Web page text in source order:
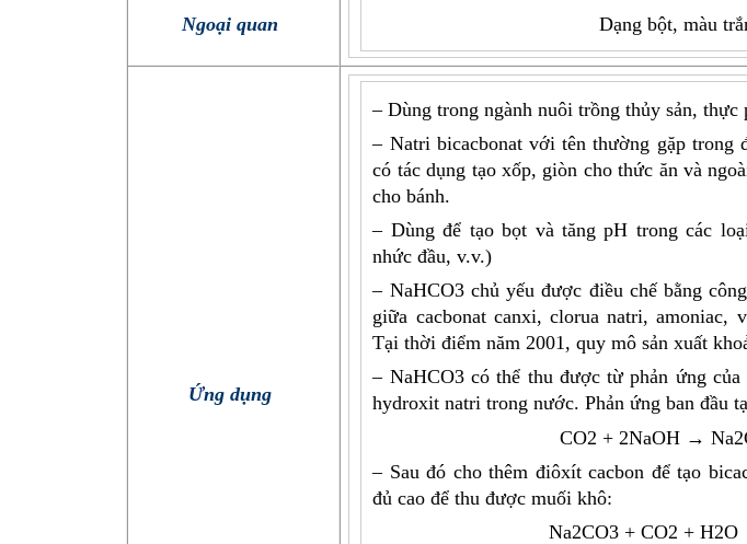
Ngoại quan Dạng bột, màu
Ứng dụng
– Dùng trong ngành nuôi trồng thủy sản,
– Natri bicacbonat với tên thường gặp trong
có tác dụng tạo xốp, giòn cho thức ăn và
cho bánh.
– Dùng để tạo bọt và tăng pH trong các
nhức đầu, v.v.)
– NaHCO3 chủ yếu được điều chế bằng
giữa cacbonat canxi, clorua natri, amoniac,
Tại thời điểm năm 2001, quy mô sản xuất
– NaHCO3 có thể thu được từ phản ứng
hydroxit natri trong nước. Phản ứng ban đầu
CO2 + 2NaOH →
– Sau đó cho thêm điôxít cacbon để tạo
đủ cao để thu được muối khô:
Na2CO3 + CO2 +